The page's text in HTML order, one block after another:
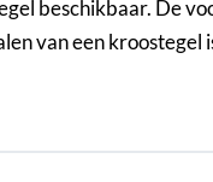
beschikbaar. De
van een